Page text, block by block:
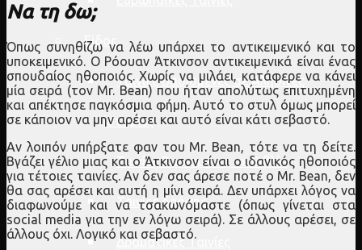
Είδος
Ταινίες Βασισμένες σε Αληθινές
Ιστορίες
Ταινίες Βασισμένες σε Βιβλία
Ταινίες δράσης
Δραματικές Ταινίες
Να τη δω;
Όπως συνηθίζω να λέω υπάρχει το αντικειμενικό και το
υποκειμενικό. Ο Ρόουαν Άτκινσον αντικειμενικά είναι ένας
σπουδαίος ηθοποιός. Χωρίς να μιλάει, κατάφερε να κάνει
μία σειρά (τον Mr. Bean) που ήταν απολύτως επιτυχημένη
και απέκτησε παγκόσμια φήμη. Αυτό το στυλ όμως μπορεί
σε κάποιον να μην αρέσει και αυτό είναι κάτι σεβαστό.
Αν λοιπόν υπήρξατε φαν του Mr. Bean, τότε να τη δείτε.
Βγάζει γέλιο μιας και ο Άτκινσον είναι ο ιδανικός ηθοποιός
για τέτοιες ταινίες. Αν δεν σας άρεσε ποτέ ο Mr. Bean, δεν
θα σας αρέσει και αυτή η μίνι σειρά. Δεν υπάρχει λόγος να
διαφωνούμε και να τσακωνόμαστε (όπως γίνεται στα
social media για την εν λόγω σειρά). Σε άλλους αρέσει, σε
άλλους όχι. Λογικό και σεβαστό.